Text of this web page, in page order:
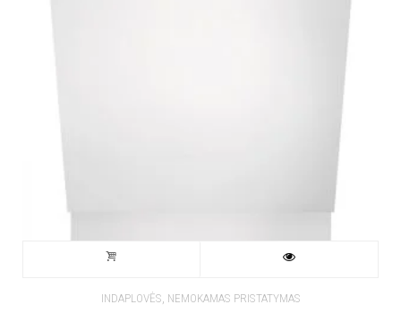
INDAPLOVĖS, NEMOKAMAS PRISTATYMAS